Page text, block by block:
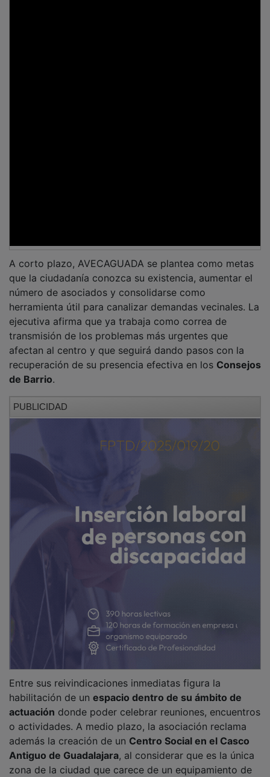
A corto plazo, AVECAGUADA se plantea como metas
que la ciudadanía conozca su existencia, aumentar el
número de asociados y consolidarse como
herramienta útil para canalizar demandas vecinales. La
ejecutiva afirma que ya trabaja como correa de
transmisión de los problemas más urgentes que
afectan al centro y que seguirá dando pasos con la
recuperación de su presencia efectiva en los Consejos
de Barrio.
PUBLICIDAD
Entre sus reivindicaciones inmediatas figura la
habilitación de un espacio dentro de su ámbito de
actuación donde poder celebrar reuniones, encuentros
o actividades. A medio plazo, la asociación reclama
además la creación de un Centro Social en el Casco
Antiguo de Guadalajara, al considerar que es la única
zona de la ciudad que carece de un equipamiento de